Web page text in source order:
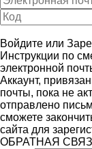
Войдите или
Инструкции по
электронной
Аккаунт,
почты, пока не
отправлено
сможете
сайта для
ОБРАТНАЯ